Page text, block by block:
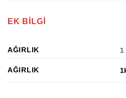
EK BILGI
AĞIRLIK 1
AĞIRLIK